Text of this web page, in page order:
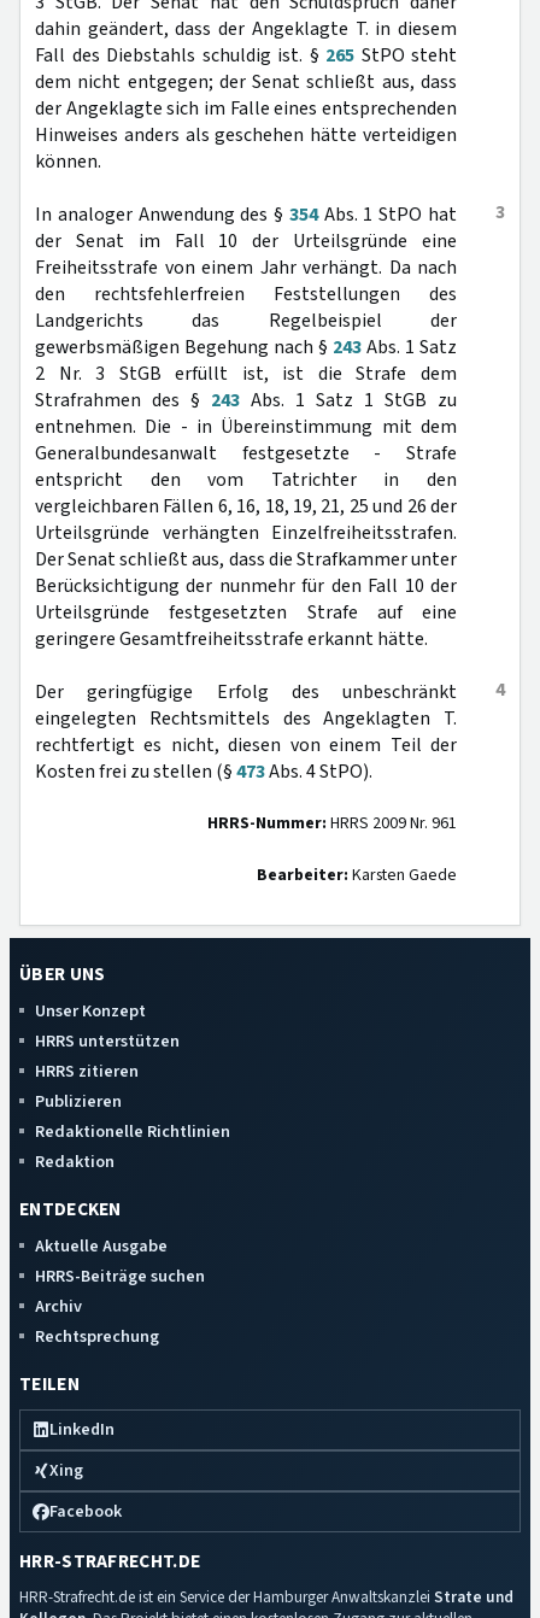
dahin geändert, dass der Angeklagte T. in diesem
Fall des Diebstahls schuldig ist. § 265 StPO steht
dem nicht entgegen; der Senat schließt aus, dass
der Angeklagte sich im Falle eines entsprechenden
Hinweises anders als geschehen hätte verteidigen
können.
3
In analoger Anwendung des § 354Abs. 1 StPO hat
der Senat im Fall 10 der Urteilsgründe eine
Freiheitsstrafe von einem Jahr verhängt. Da nach
den rechtsfehlerfreien Feststellungen des
Landgerichts das Regelbeispiel der
gewerbsmäßigen Begehung nach § 243Abs. 1 Satz
2 Nr. 3 StGB erfüllt ist, ist die Strafe dem
Strafrahmen des § 243 Abs. 1 Satz 1 StGB zu
entnehmen. Die - in Übereinstimmung mit dem
Generalbundesanwalt festgesetzte - Strafe
entspricht den vom Tatrichter in den
vergleichbaren Fällen 6, 16, 18, 19, 21, 25 und 26 der
Urteilsgründe verhängten Einzelfreiheitsstrafen.
Der Senat schließt aus, dass die Strafkammer unter
Berücksichtigung der nunmehr für den Fall 10 der
Urteilsgründe festgesetzten Strafe auf eine
geringere Gesamtfreiheitsstrafe erkannt hätte.
4
Der geringfügige Erfolg des unbeschränkt
eingelegten Rechtsmittels des Angeklagten T.
rechtfertigt es nicht, diesen von einem Teil der
Kosten frei zu stellen (§473Abs. 4 StPO).
HRRS-Nummer: HRRS 2009 Nr. 961
Bearbeiter: Karsten Gaede
ÜBER UNS
Unser Konzept
HRRS unterstützen
HRRS zitieren
Publizieren
Redaktionelle Richtlinien
Redaktion
ENTDECKEN
Aktuelle Ausgabe
HRRS-Beiträge suchen
Archiv
Rechtsprechung
TEILEN
LinkedIn
Xing
Facebook
HRR-STRAFRECHT.DE
HRR-Strafrecht.de ist ein Service der Hamburger Anwaltskanzlei Strate und